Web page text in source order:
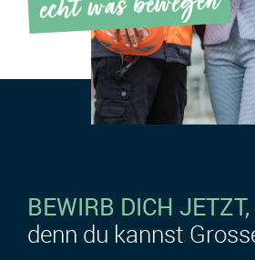
BEWIRB DICH JETZT,
denn du kannst